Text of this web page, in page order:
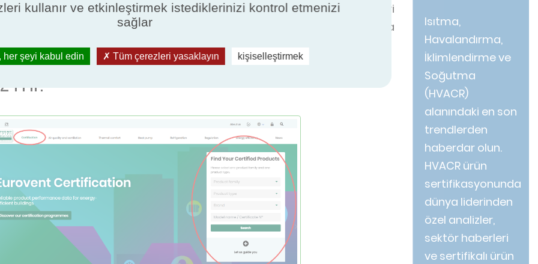
denetimleri, yazılım kontrolleri ve sıkı protokoller altında veri
Eurovent Sertifikasyonu, ürünlerin sertifikasyon standartlarına
sağlamak için bir gözetim süreci de yürütür.
mi?
Isıtma,
Havalandırma,
İklimlendirme ve
Soğutma
(HVACR)
alanındaki en son
trendlerden
haberdar olun.
HVACR ürün
sertifikasyonunda
dünya liderinden
özel analizler,
sektör haberleri
ve sertifikalı ürün
kullanır ve etkinleştirmek istediklerinizi kontrol etmenizi
sağlar
her şeyi kabul edin Tüm çerezleri yasaklayın kişiselleştirmek